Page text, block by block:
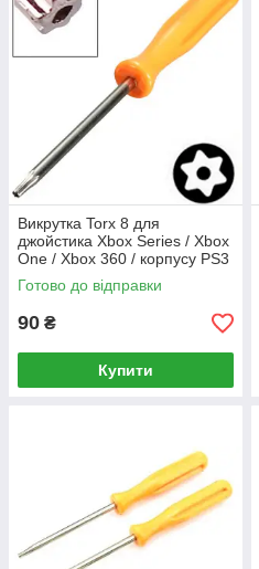
Викрутка Torx 8 для
джойстика Xbox Series / Xbox
One / Xbox 360 / корпусу PS3
/ PS4 / PS5
Готово до відправки
90 ₴
Купити